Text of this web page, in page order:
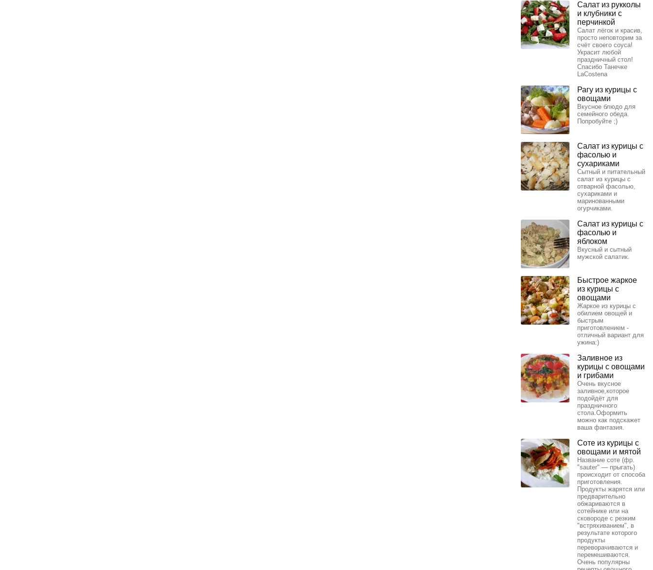
Салат из рукколы
и клубники с
перчинкой
Салат лёгок и красив,
просто неповторим за
счёт своего соуса!
Украсит любой
праздничный стол!
Спасибо Танечке
LaCostena
Рагу из курицы с
овощами
Вкусное блюдо для
семейного обеда.
Попробуйте ;)
Салат из курицы с
фасолью и
сухариками
Сытный и питательный
салат из курицы с
отварной фасолью,
сухариками и
маринованными
огурчиками.
Салат из курицы с
фасолью и
яблоком
Вкусный и сытный
мужской салатик.
Быстрое жаркое
из курицы с
овощами
Жаркое из курицы с
обилием овощей и
быстрым
приготовлением -
отличный вариант для
ужина:)
Заливное из
курицы с овощами
и грибами
Очень вкусное
заливное,которое
подойдёт для
праздничного
стола.Оформить
можно как подскажет
ваша фантазия.
Соте из курицы с
овощами и мятой
Название соте (фр.
"sauter" — прыгать)
происходит от способа
приготовления.
Продукты жарятся или
предварительно
обжариваются в
сотейнике или на
сковороде с резким
"встряхиванием", в
результате которого
продукты
переворачиваются и
перемешиваются.
Очень популярны